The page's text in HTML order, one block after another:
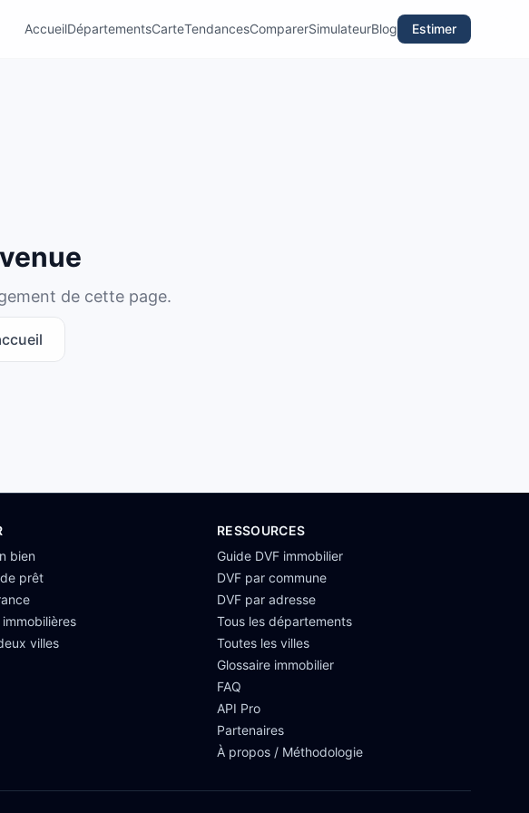
AccueilDépartementsCarteTendancesComparerSimulateurBlog Estimer
de cette page.
bien
prêt
villes
RESSOURCES
Guide DVF immobilier
DVF par commune
DVF par adresse
Tous les départements
Toutes les villes
Glossaire immobilier
FAQ
API Pro
Partenaires
À propos / Méthodologie